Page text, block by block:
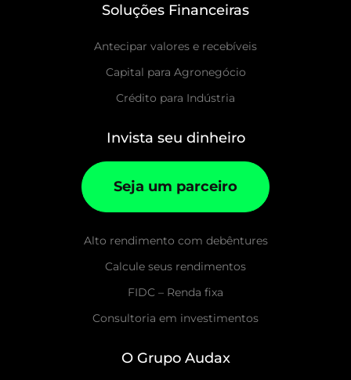
Soluções Financeiras
Antecipar valores e recebíveis
Capital para Agronegócio
Crédito para Indústria
Invista seu dinheiro
Seja um parceiro
Alto rendimento com debêntures
Calcule seus rendimentos
FIDC – Renda fixa
Consultoria em investimentos
O Grupo Audax